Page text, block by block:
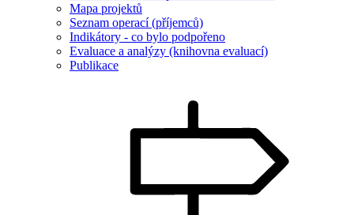
Mapa projektů
Seznam operací (příjemců)
Indikátory - co bylo podpořeno
Evaluace a analýzy (knihovna evaluací)
Publikace